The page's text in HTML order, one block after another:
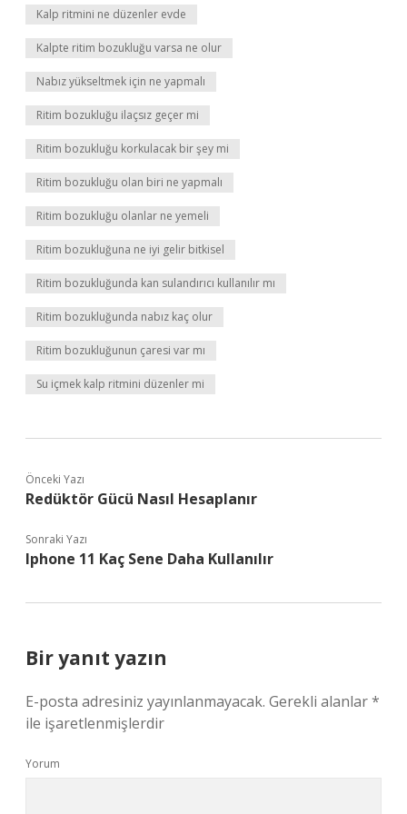
Kalp ritmini ne düzenler evde
Kalpte ritim bozukluğu varsa ne olur
Nabız yükseltmek için ne yapmalı
Ritim bozukluğu ilaçsız geçer mi
Ritim bozukluğu korkulacak bir şey mi
Ritim bozukluğu olan biri ne yapmalı
Ritim bozukluğu olanlar ne yemeli
Ritim bozukluğuna ne iyi gelir bitkisel
Ritim bozukluğunda kan sulandırıcı kullanılır mı
Ritim bozukluğunda nabız kaç olur
Ritim bozukluğunun çaresi var mı
Su içmek kalp ritmini düzenler mi
Önceki Yazı
Redüktör Gücü Nasıl Hesaplanır
Sonraki Yazı
Iphone 11 Kaç Sene Daha Kullanılır
Bir yanıt yazın
E-posta adresiniz yayınlanmayacak. Gerekli alanlar*
ile işaretlenmişlerdir
Yorum